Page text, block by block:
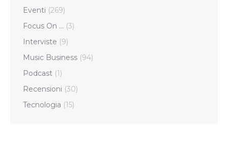
Eventi (269)
Focus On … (3)
Interviste (9)
Music Business (94)
Podcast (1)
Recensioni (30)
Tecnologia (15)